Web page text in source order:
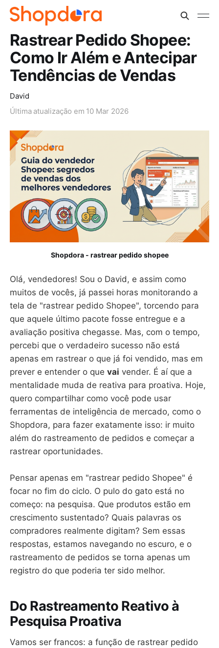
Rastrear Pedido Shopee:
Como Ir Além e Antecipar
Tendências de Vendas
David
Última atualização em 10 Mar 2026
Shopdora - rastrear pedido shopee
Olá, vendedores! Sou o David, e assim como
muitos de vocês, já passei horas monitorando a
tela de "rastrear pedido Shopee", torcendo para
que aquele último pacote fosse entregue e a
avaliação positiva chegasse. Mas, com o tempo,
percebi que o verdadeiro sucesso não está
apenas em rastrear o que já foi vendido, mas em
prever e entender o que vai vender. É aí que a
mentalidade muda de reativa para proativa. Hoje,
quero compartilhar como você pode usar
ferramentas de inteligência de mercado, como o
Shopdora, para fazer exatamente isso: ir muito
além do rastreamento de pedidos e começar a
rastrear oportunidades.
Pensar apenas em "rastrear pedido Shopee" é
focar no fim do ciclo. O pulo do gato está no
começo: na pesquisa. Que produtos estão em
crescimento sustentado? Quais palavras os
compradores realmente digitam? Sem essas
respostas, estamos navegando no escuro, e o
rastreamento de pedidos se torna apenas um
registro do que poderia ter sido melhor.
Do Rastreamento Reativo à
Pesquisa Proativa
Vamos ser francos: a função de rastrear pedido